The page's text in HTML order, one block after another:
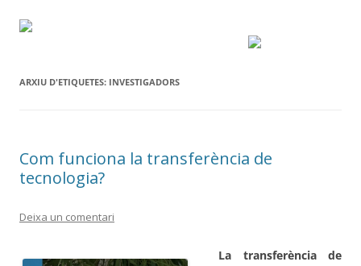
ARXIU D'ETIQUETES: INVESTIGADORS
Com funciona la transferència de
tecnologia?
Deixa un comentari
La transferència de